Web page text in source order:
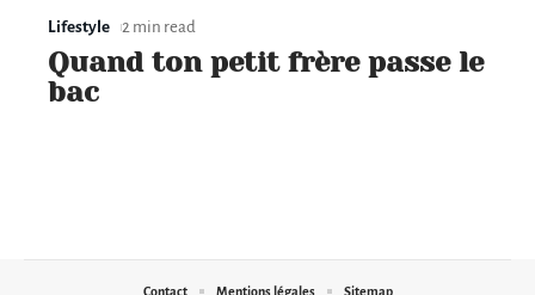
Lifestyle 2 min read
Quand ton petit frère passe le
bac
Contact Mentions légales Sitemap